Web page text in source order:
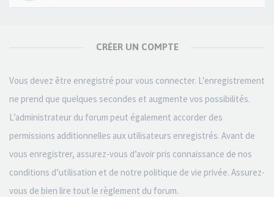
CRÉER UN COMPTE
Vous devez être enregistré pour vous connecter. L’enregistrement
ne prend que quelques secondes et augmente vos possibilités.
L’administrateur du forum peut également accorder des
permissions additionnelles aux utilisateurs enregistrés. Avant de
vous enregistrer, assurez-vous d’avoir pris connaissance de nos
conditions d’utilisation et de notre politique de vie privée. Assurez-
vous de bien lire tout le règlement du forum.